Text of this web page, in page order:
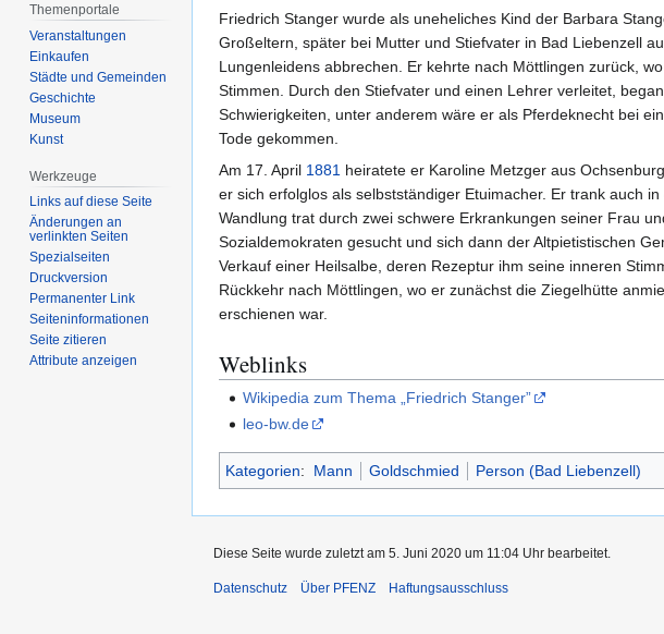
Friedrich Stanger wurde als uneheliches Kind der Barbara
Großeltern, später bei Mutter und Stiefvater in Bad Liebenzell
Lungenleidens abbrechen. Er kehrte nach Möttlingen zurück,
Stimmen. Durch den Stiefvater und einen Lehrer verleitet,
Schwierigkeiten, unter anderem wäre er als Pferdeknecht bei
Tode gekommen.
Am 17. April 1881 heiratete er Karoline Metzger aus
er sich erfolglos als selbstständiger Etuimacher. Er trank auch
Wandlung trat durch zwei schwere Erkrankungen seiner Frau
Sozialdemokraten gesucht und sich dann der Altpietistischen
Verkauf einer Heilsalbe, deren Rezeptur ihm seine inneren
Rückkehr nach Möttlingen, wo er zunächst die Ziegelhütte
erschienen war.
Weblinks
Wikipedia zum Thema „Friedrich Stanger”
leo-bw.de
Kategorien: Mann Goldschmied Person (Bad Liebenzell)
Themenportale
Veranstaltungen
Einkaufen
Städte und Gemeinden
Geschichte
Museum
Kunst
Werkzeuge
Links auf diese Seite
Änderungen an
verlinkten Seiten
Spezialseiten
Druckversion
Permanenter Link
Seiten­­informationen
Seite zitieren
Attribute anzeigen
Diese Seite wurde zuletzt am 5. Juni 2020 um 11:04 Uhr bearbeitet.
Datenschutz Über PFENZ Haftungsausschluss